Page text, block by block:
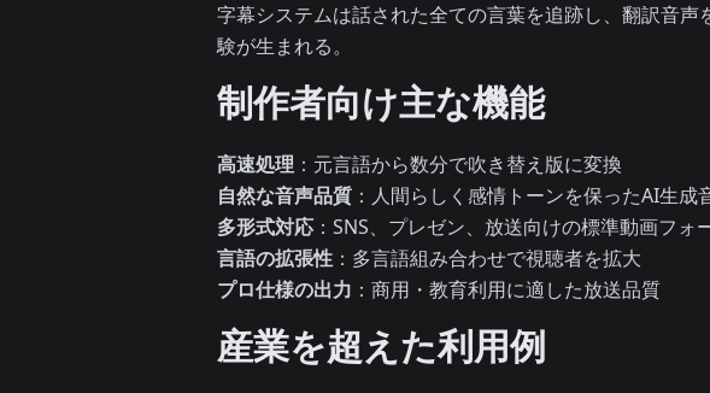
字幕システムは話された全ての言葉を追跡し、翻訳音
験が生まれる。
制作者向け主な機能
高速処理 ：元言語から数分で吹き替え版に変換
自然な音声品質 ：人間らしく感情トーンを保ったAI生成
多形式対応 ：SNS、プレゼン、放送向けの標準動画フォ
言語の拡張性 ：多言語組み合わせで視聴者を拡大
プロ仕様の出力 ：商用・教育利用に適した放送品質
産業を超えた利用例